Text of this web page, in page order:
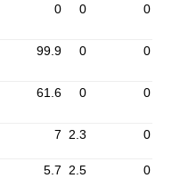
0 0 0
99.9 0 0
61.6 0 0
7 2.3 0
5.7 2.5 0